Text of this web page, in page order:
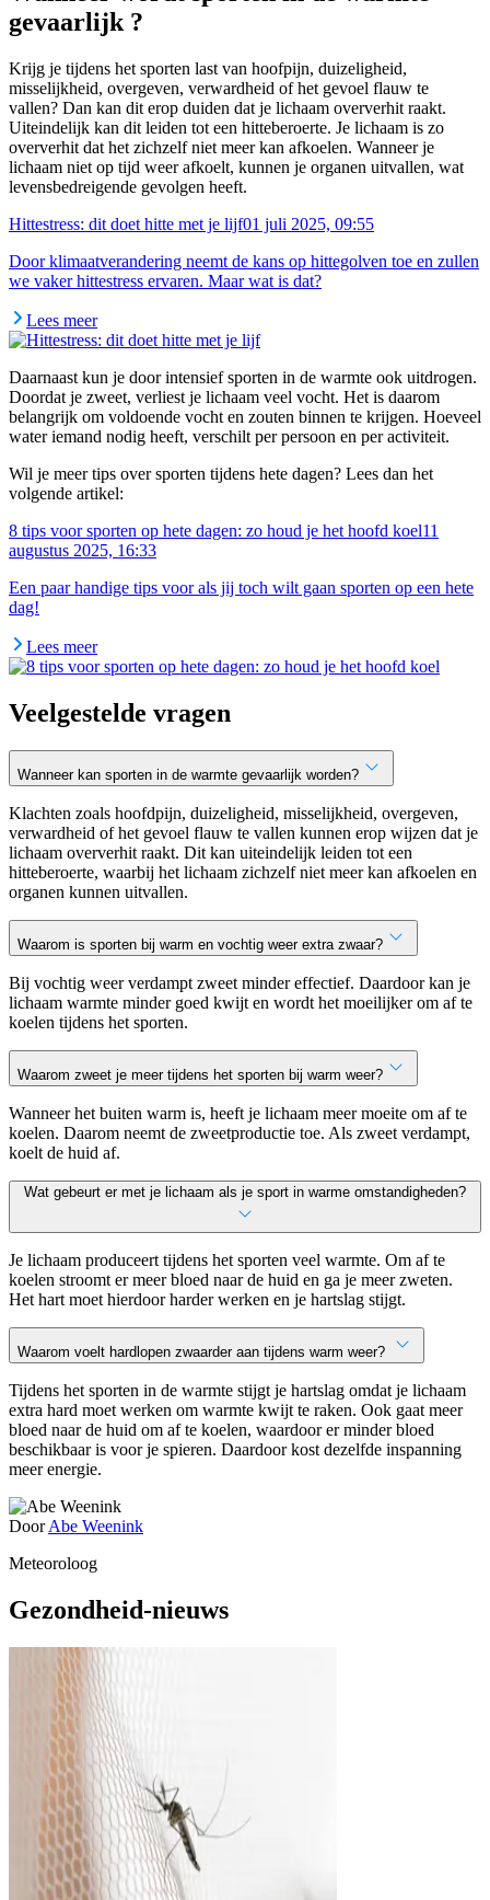
gevaarlijk ?
Krijg je tijdens het sporten last van hoofpijn, duizeligheid,
misselijkheid, overgeven, verwardheid of het gevoel flauw te
vallen? Dan kan dit erop duiden dat je lichaam oververhit raakt.
Uiteindelijk kan dit leiden tot een hitteberoerte. Je lichaam is zo
oververhit dat het zichzelf niet meer kan afkoelen. Wanneer je
lichaam niet op tijd weer afkoelt, kunnen je organen uitvallen, wat
levensbedreigende gevolgen heeft.
Hittestress: dit doet hitte met je lijf01 juli 2025, 09:55
Door klimaatverandering neemt de kans op hittegolven toe en zullen
we vaker hittestress ervaren. Maar wat is dat?
Lees meer
Daarnaast kun je door intensief sporten in de warmte ook uitdrogen.
Doordat je zweet, verliest je lichaam veel vocht. Het is daarom
belangrijk om voldoende vocht en zouten binnen te krijgen. Hoeveel
water iemand nodig heeft, verschilt per persoon en per activiteit.
Wil je meer tips over sporten tijdens hete dagen? Lees dan het
volgende artikel:
8 tips voor sporten op hete dagen: zo houd je het hoofd koel11
augustus 2025, 16:33
Een paar handige tips voor als jij toch wilt gaan sporten op een hete
dag!
Lees meer
Veelgestelde vragen
Wanneer kan sporten in de warmte gevaarlijk worden?
Klachten zoals hoofdpijn, duizeligheid, misselijkheid, overgeven,
verwardheid of het gevoel flauw te vallen kunnen erop wijzen dat je
lichaam oververhit raakt. Dit kan uiteindelijk leiden tot een
hitteberoerte, waarbij het lichaam zichzelf niet meer kan afkoelen en
organen kunnen uitvallen.
Waarom is sporten bij warm en vochtig weer extra zwaar?
Bij vochtig weer verdampt zweet minder effectief. Daardoor kan je
lichaam warmte minder goed kwijt en wordt het moeilijker om af te
koelen tijdens het sporten.
Waarom zweet je meer tijdens het sporten bij warm weer?
Wanneer het buiten warm is, heeft je lichaam meer moeite om af te
koelen. Daarom neemt de zweetproductie toe. Als zweet verdampt,
koelt de huid af.
Wat gebeurt er met je lichaam als je sport in warme omstandigheden?
Je lichaam produceert tijdens het sporten veel warmte. Om af te
koelen stroomt er meer bloed naar de huid en ga je meer zweten.
Het hart moet hierdoor harder werken en je hartslag stijgt.
Waarom voelt hardlopen zwaarder aan tijdens warm weer?
Tijdens het sporten in de warmte stijgt je hartslag omdat je lichaam
extra hard moet werken om warmte kwijt te raken. Ook gaat meer
bloed naar de huid om af te koelen, waardoor er minder bloed
beschikbaar is voor je spieren. Daardoor kost dezelfde inspanning
meer energie.
DoorAbe Weenink
Meteoroloog
Gezondheid-nieuws